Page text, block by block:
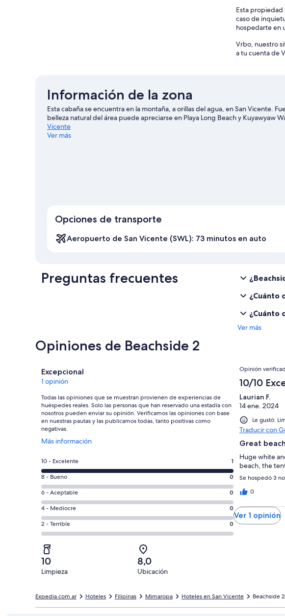
Esta propiedad
caso de
hospedarte en
Vrbo, nuestro
a tu cuenta de
Información de la zona
Esta cabaña se encuentra en la montaña, a orillas del agua, en San Vicente.
belleza natural del área puede apreciarse en Playa Long Beach y Kuyawyaw
Vicente
Ver más
Opciones de transporte
Aeropuerto de San Vicente (SWL): 73 minutos en auto
Preguntas frecuentes
¿Cuánto
¿Cuánto
Ver más
Opiniones de Beachside 2
Opiniones
Excepcional
1 opinión
Todas las opiniones que se muestran provienen de experiencias de
huéspedes reales. Solo las personas que han reservado una estadía con
nosotros pueden enviar su opinión. Verificamos las opiniones con base
en nuestras pautas y las publicamos todas, tanto positivas como
negativas.
Más información
Se
en
una
nueva
ventana
Evaluación:
10
-
Excelente.
1
de
1
opiniones
10 - Excelente 1
Evaluación:
8
-
Bueno.
0
de
1
opiniones
8 - Bueno 0
Evaluación:
6
-
Aceptable.
0
de
opiniones
6 - Aceptable 0
Evaluación:
4
-
0
de
1
4 - Mediocre 0
Evaluación:
2
-
Terrible.
0
de
opiniones
2 - Terrible 0
10
Limpieza
8,0
Ubicación
Opinión
10/10
Laurian F.
14 ene. 2024
Le gustó:
Traducir con
Great
Huge white
beach, the
Se hospedó 3
0
Ver 1 opinión
Beachside 2
Hoteles en San Vicente
Mimaropa
Filipinas
Hoteles
Expedia.com.ar